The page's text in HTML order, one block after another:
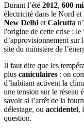
Durant l’été 2012, 600
électricité dans le Nord et
New Delhi et Calcutta
l'origine de cette crise : le
d’approvisionnement sur
site du ministère de
Il faut dire que les
plus caniculaires : on
d’habitant activent la
une tension sur le réseau
savoir si l’arrêt de la
délestage, ou accidentel,
question.